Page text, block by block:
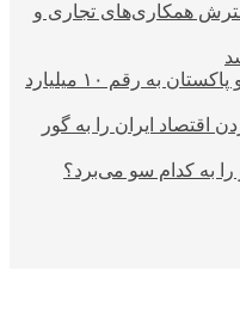
همکاری‌های تجاری و
افزایش حجم تجارت بین ایران و پاکستان به رقم ۱۰ میلیارد
اقتصاد ایران را به گور
را به کدام سو می‌برد؟